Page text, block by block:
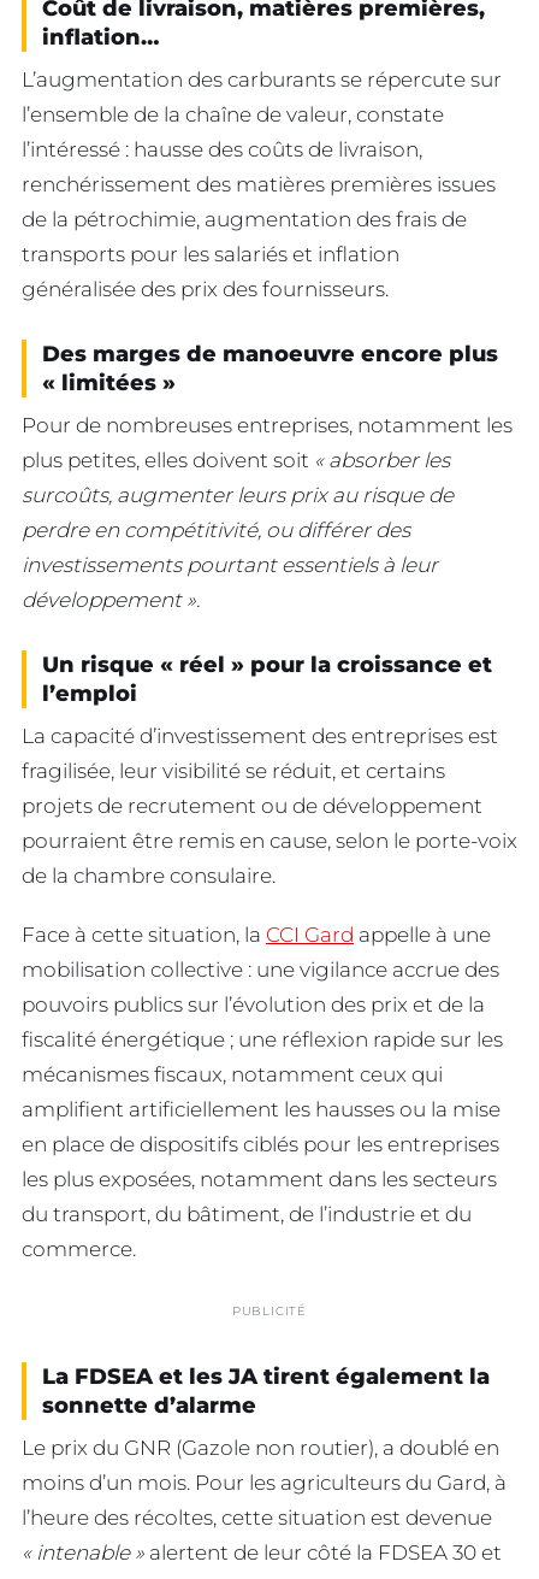
Coût de livraison, matières premières,
inflation…
L’augmentation des carburants se répercute sur
l’ensemble de la chaîne de valeur, constate
l’intéressé : hausse des coûts de livraison,
renchérissement des matières premières issues
de la pétrochimie, augmentation des frais de
transports pour les salariés et inflation
généralisée des prix des fournisseurs.
Des marges de manoeuvre encore plus
« limitées »
Pour de nombreuses entreprises, notamment les
plus petites, elles doivent soit « absorber les
surcoûts, augmenter leurs prix au risque de
perdre en compétitivité, ou différer des
investissements pourtant essentiels à leur
développement ».
Un risque « réel » pour la croissance et
l’emploi
La capacité d’investissement des entreprises est
fragilisée, leur visibilité se réduit, et certains
projets de recrutement ou de développement
pourraient être remis en cause, selon le porte-voix
de la chambre consulaire.
Face à cette situation, la CCI Gard appelle à une
mobilisation collective : une vigilance accrue des
pouvoirs publics sur l’évolution des prix et de la
fiscalité énergétique ; une réflexion rapide sur les
mécanismes fiscaux, notamment ceux qui
amplifient artificiellement les hausses ou la mise
en place de dispositifs ciblés pour les entreprises
les plus exposées, notamment dans les secteurs
du transport, du bâtiment, de l’industrie et du
commerce.
PUBLICITÉ
La FDSEA et les JA tirent également la
sonnette d’alarme
Le prix du GNR (Gazole non routier), a doublé en
moins d’un mois. Pour les agriculteurs du Gard, à
l’heure des récoltes, cette situation est devenue
« intenable » alertent de leur côté la FDSEA 30 et